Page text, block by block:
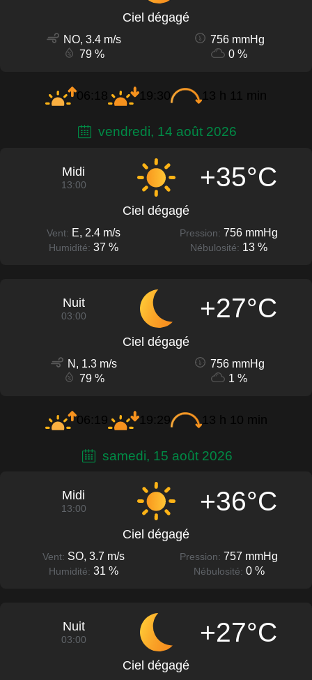
Ciel dégagé
NO, 3.4 m/s
756 mmHg
79 %
0 %
06:18 19:30 13 h 11 min
vendredi, 14 août 2026
Midi
13:00 +35°C
Ciel dégagé
Vent: E, 2.4 m/s Pression: 756 mmHg
Humidité: 37 % Nébulosité: 13 %
Nuit
03:00 +27°C
Ciel dégagé
N, 1.3 m/s
756 mmHg
79 %
1 %
06:19 19:29 13 h 10 min
samedi, 15 août 2026
Midi
13:00 +36°C
Ciel dégagé
Vent: SO, 3.7 m/s Pression: 757 mmHg
Humidité: 31 % Nébulosité: 0 %
Nuit
03:00 +27°C
Ciel dégagé